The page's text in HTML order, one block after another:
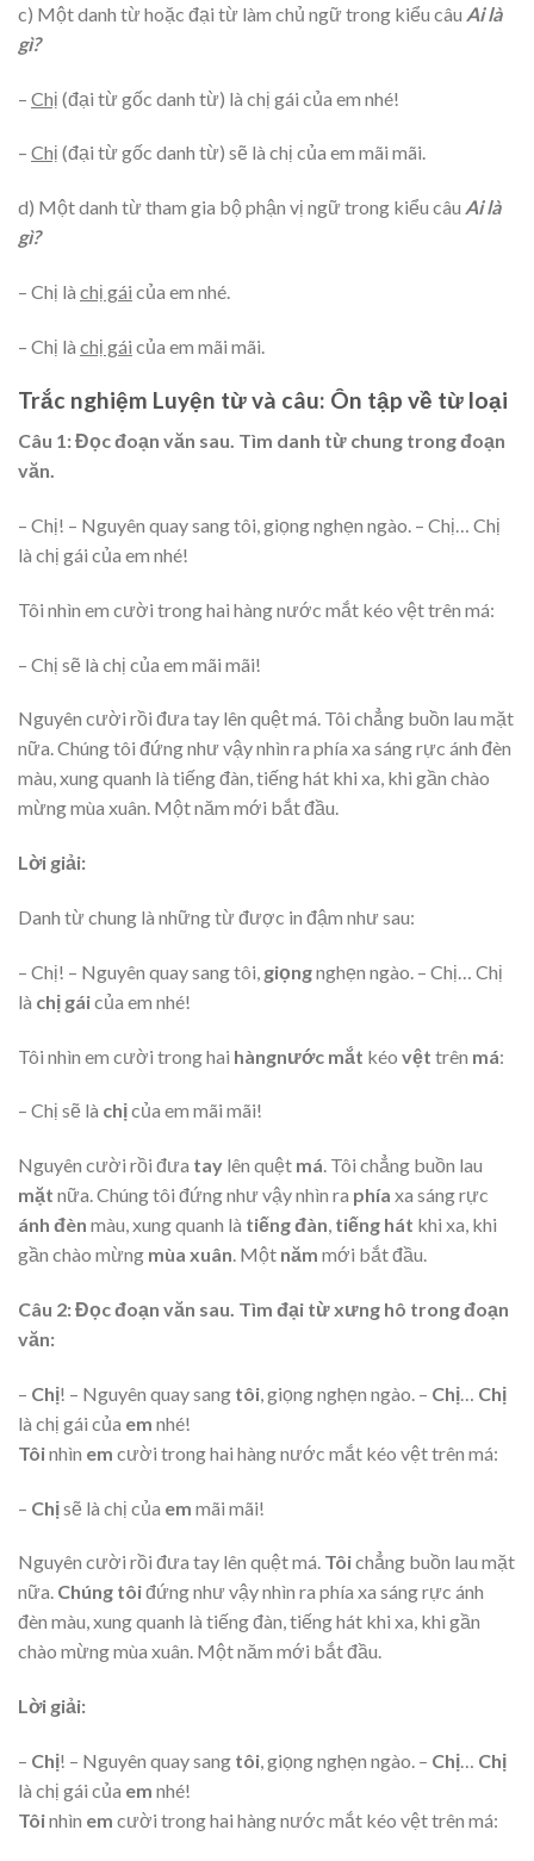
c) Một danh từ hoặc đại từ làm chủ ngữ trong kiểu câu Ai là
gì?
– Chị (đại từ gốc danh từ) là chị gái của em nhé!
– Chị (đại từ gốc danh từ) sẽ là chị của em mãi mãi.
d) Một danh từ tham gia bộ phận vị ngữ trong kiểu câu Ai là
gì?
– Chị là chị gái của em nhé.
– Chị là chị gái của em mãi mãi.
Trắc nghiệm Luyện từ và câu: Ôn tập về từ loại
Câu 1: Đọc đoạn văn sau. Tìm danh từ chung trong đoạn
văn.
– Chị! – Nguyên quay sang tôi, giọng nghẹn ngào. – Chị… Chị
là chị gái của em nhé!
Tôi nhìn em cười trong hai hàng nước mắt kéo vệt trên má:
– Chị sẽ là chị của em mãi mãi!
Nguyên cười rồi đưa tay lên quệt má. Tôi chẳng buồn lau mặt
nữa. Chúng tôi đứng như vậy nhìn ra phía xa sáng rực ánh đèn
màu, xung quanh là tiếng đàn, tiếng hát khi xa, khi gần chào
mừng mùa xuân. Một năm mới bắt đầu.
Lời giải:
Danh từ chung là những từ được in đậm như sau:
– Chị! – Nguyên quay sang tôi, giọngnghẹn ngào. – Chị… Chị
là chị gáicủa em nhé!
Tôi nhìn em cười trong hai hàngnước mắt kéo vệt trên má:
– Chị sẽ là chịcủa em mãi mãi!
Nguyên cười rồi đưa tay lên quệt má. Tôi chẳng buồn lau
mặt nữa. Chúng tôi đứng như vậy nhìn ra phía xa sáng rực
ánh đèn màu, xung quanh là tiếng đàn, tiếng hát khi xa, khi
gần chào mừng mùa xuân. Một năm mới bắt đầu.
Câu 2: Đọc đoạn văn sau. Tìm đại từ xưng hô trong đoạn
văn:
– Chị! – Nguyên quay sang tôi , giọng nghẹn ngào. – Chị
Chị
là chị gái của em nhé!
Tôinhìn em cười trong hai hàng nước mắt kéo vệt trên má:
– Chịsẽ là chị của em mãi mãi!
Nguyên cười rồi đưa tay lên quệt má. Tôichẳng buồn lau mặt
nữa. Chúng tôiđứng như vậy nhìn ra phía xa sáng rực ánh
đèn màu, xung quanh là tiếng đàn, tiếng hát khi xa, khi gần
chào mừng mùa xuân. Một năm mới bắt đầu.
Lời giải:
– Chị! – Nguyên quay sang tôi, giọng nghẹn ngào. – Chị… Chị
là chị gái của em nhé!
Tôinhìn em cười trong hai hàng nước mắt kéo vệt trên má: